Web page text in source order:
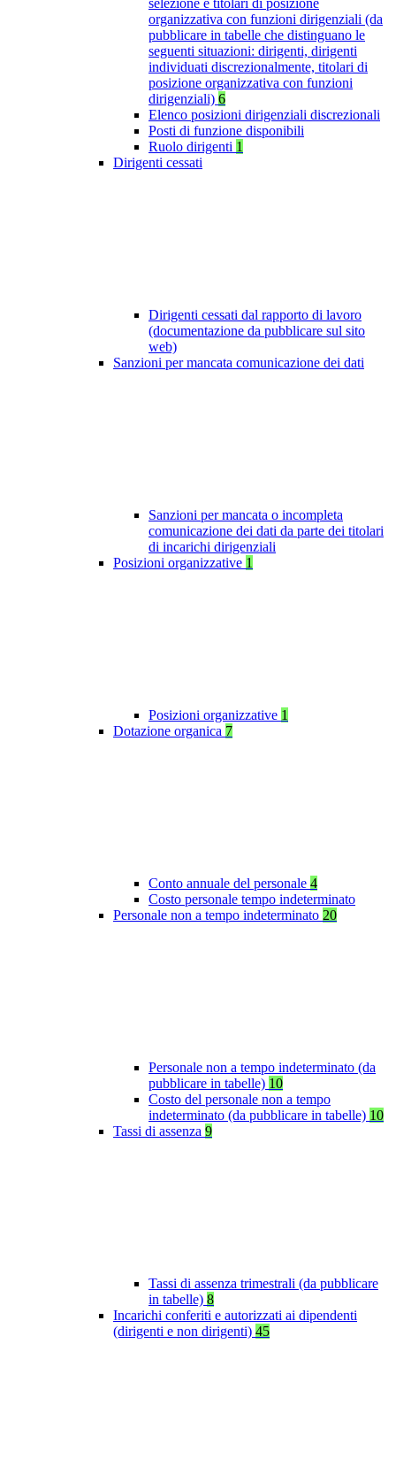
selezione e titolari di posizione
organizzativa con funzioni dirigenziali (da
pubblicare in tabelle che distinguano le
seguenti situazioni: dirigenti, dirigenti
individuati discrezionalmente, titolari di
posizione organizzativa con funzioni
dirigenziali) 6
Elenco posizioni dirigenziali discrezionali
Posti di funzione disponibili
Ruolo dirigenti 1
Dirigenti cessati
Dirigenti cessati dal rapporto di lavoro
(documentazione da pubblicare sul sito
web)
Sanzioni per mancata comunicazione dei dati
Sanzioni per mancata o incompleta
comunicazione dei dati da parte dei titolari
di incarichi dirigenziali
Posizioni organizzative 1
Posizioni organizzative 1
Dotazione organica 7
Conto annuale del personale 4
Costo personale tempo indeterminato
Personale non a tempo indeterminato 20
Personale non a tempo indeterminato (da
pubblicare in tabelle) 10
Costo del personale non a tempo
indeterminato (da pubblicare in tabelle) 10
Tassi di assenza 9
Tassi di assenza trimestrali (da pubblicare
in tabelle) 8
Incarichi conferiti e autorizzati ai dipendenti
(dirigenti e non dirigenti) 45